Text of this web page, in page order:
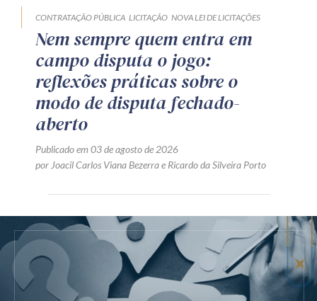
CONTRATAÇÃO PÚBLICA LICITAÇÃO NOVA LEI DE LICITAÇÕES
Nem sempre quem entra em
campo disputa o jogo:
reflexões práticas sobre o
modo de disputa fechado-
aberto
Publicado em 03 de agosto de 2026
por Joacil Carlos Viana Bezerrae Ricardo da Silveira Porto